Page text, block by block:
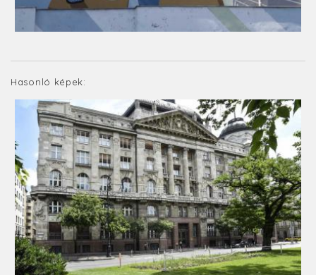
Hasonló képek: